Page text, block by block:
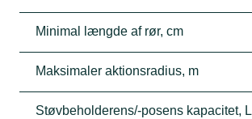
Minimal længde af rør, cm
Maksimaler aktionsradius, m
Støvbeholderens/-posens kapacitet, L